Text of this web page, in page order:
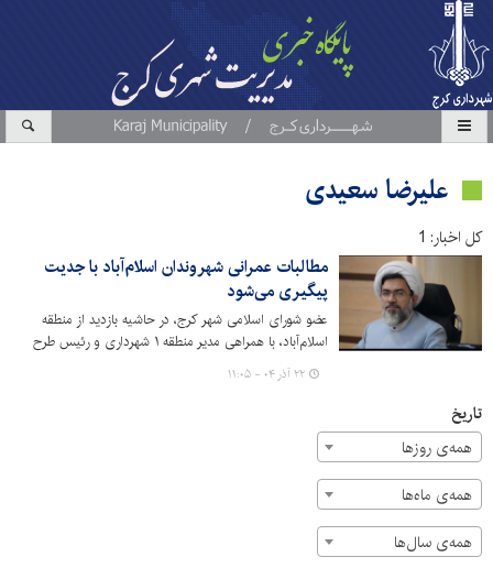
علیرضا سعیدی
کل اخبار: 1
مطالبات عمرانی شهروندان اسلام‌آباد با جدیت
پیگیری می‌شود
عضو شورای اسلامی شهر کرج، در حاشیه بازدید از منطقه
اسلام‌آباد، با همراهی مدیر منطقه ۱ شهرداری و رئیس طرح
ساماندهی تپه مرادآب، اظهار کرد: رسیدگی به مطالبات مردم
این محدوده به‌ویژه در حوزه‌های روشنایی معابر، نصب پایه و
شهری قرار دارد.
۲۲ آذر ۰۴ - ۱۱:۰۵
تاریخ
همه‌ی روزها
همه‌ی ماه‌ها
همه‌ی سال‌ها